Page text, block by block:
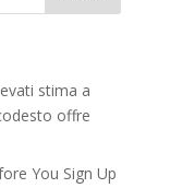
stima a
offre
You Sign Up